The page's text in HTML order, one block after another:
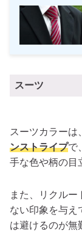
スーツ
スーツカラーは、
ンストライプで
手な色や柄の目
また、リクルー
ない印象を与え
は避けるのが無